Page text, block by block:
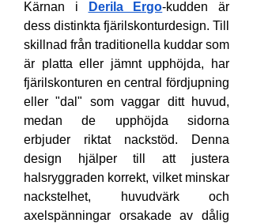
Kärnan i Derila Ergo-kudden är
dess distinkta fjärilskonturdesign. Till
skillnad från traditionella kuddar som
är platta eller jämnt upphöjda, har
fjärilskonturen en central fördjupning
eller "dal" som vaggar ditt huvud,
medan de upphöjda sidorna
erbjuder riktat nackstöd. Denna
design hjälper till att justera
halsryggraden korrekt, vilket minskar
nackstelhet, huvudvärk och
axelspänningar orsakade av dålig